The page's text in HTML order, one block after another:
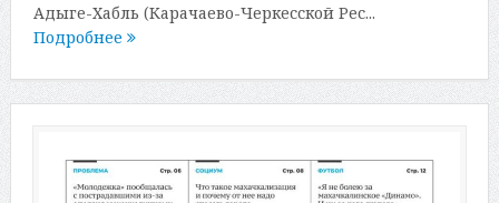
Адыге-Хабль (Карачаево-Черкесской Рес...
Подробнее